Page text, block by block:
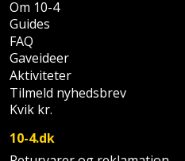
Træ
Vinduer
WinWin
plader
Sækkelukker
Saks
Sav
Savbuk
Klammepistol
Klippeværktøj
Kombokit
Kompressor
Klæbesøm
Køkkenudstyr
Leg
Lommelygte
Om 10-4
Guides
FAQ
Gaveideer
Aktiviteter
Tilmeld nyhedsbrev
Kvik kr.
10-4.dk